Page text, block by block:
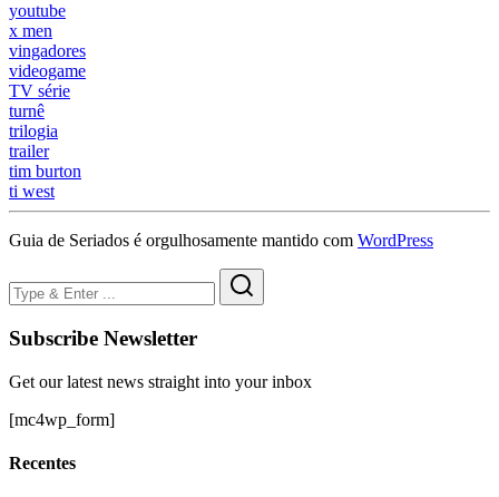
youtube
x men
vingadores
videogame
TV série
turnê
trilogia
trailer
tim burton
ti west
Guia de Seriados é orgulhosamente mantido com WordPress
Subscribe Newsletter
Get our latest news straight into your inbox
[mc4wp_form]
Recentes